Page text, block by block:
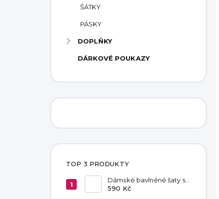
ŠÁTKY
PÁSKY
DOPLŇKY
DÁRKOVÉ POUKAZY
TOP 3 PRODUKTY
Dámské bavlněné šaty s
kapsami Red
590 Kč